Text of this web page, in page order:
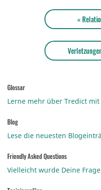
«
Glossar
Lerne mehr über Tredict mit
Blog
Lese die neuesten
Friendly Asked Questions
Vielleicht wurde Deine